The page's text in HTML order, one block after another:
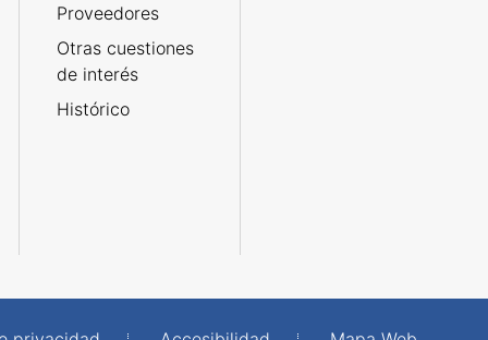
Proveedores
Otras cuestiones
de interés
Histórico